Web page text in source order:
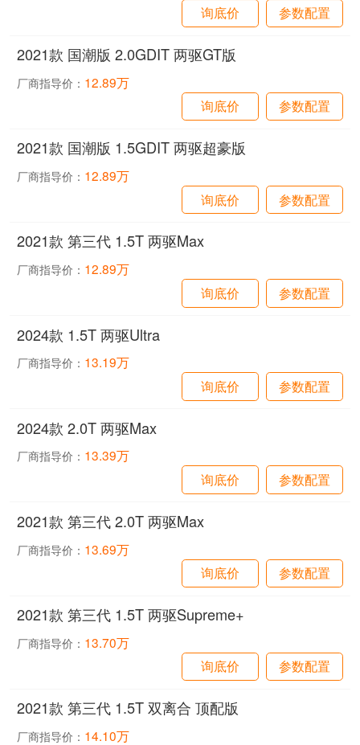
询底价
参数配置
2021款 国潮版 2.0GDIT 两驱GT版
厂商指导价： 12.89万
询底价
参数配置
2021款 国潮版 1.5GDIT 两驱超豪版
厂商指导价： 12.89万
询底价
参数配置
2021款 第三代 1.5T 两驱Max
厂商指导价： 12.89万
询底价
参数配置
2024款 1.5T 两驱Ultra
厂商指导价： 13.19万
询底价
参数配置
2024款 2.0T 两驱Max
厂商指导价： 13.39万
询底价
参数配置
2021款 第三代 2.0T 两驱Max
厂商指导价： 13.69万
询底价
参数配置
2021款 第三代 1.5T 两驱Supreme+
厂商指导价： 13.70万
询底价
参数配置
2021款 第三代 1.5T 双离合 顶配版
厂商指导价： 14.10万